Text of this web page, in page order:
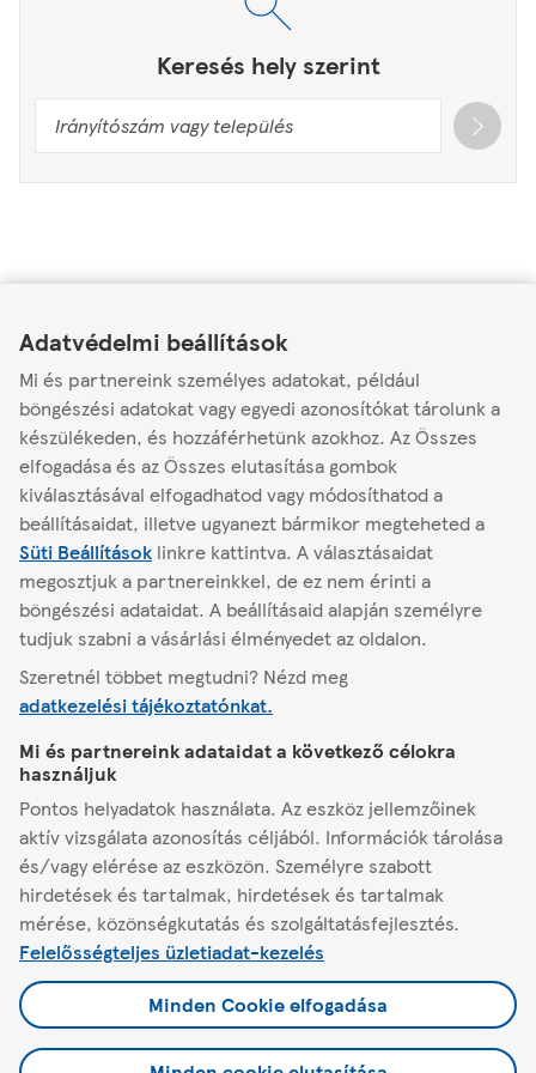
Adatvédelmi beállítások
Mi és partnereink személyes adatokat, például
böngészési adatokat vagy egyedi azonosítókat tárolunk a
készülékeden, és hozzáférhetünk azokhoz. Az Összes
elfogadása és az Összes elutasítása gombok
kiválasztásával elfogadhatod vagy módosíthatod a
beállításaidat, illetve ugyanezt bármikor megteheted a
Süti Beállítások linkre kattintva. A választásaidat
megosztjuk a partnereinkkel, de ez nem érinti a
böngészési adataidat. A beállításaid alapján személyre
tudjuk szabni a vásárlási élményedet az oldalon.
Szeretnél többet megtudni? Nézd meg
adatkezelési tájékoztatónkat.
Mi és partnereink adataidat a következő célokra
használjuk
Pontos helyadatok használata. Az eszköz jellemzőinek
aktív vizsgálata azonosítás céljából. Információk tárolása
és/vagy elérése az eszközön. Személyre szabott
hirdetések és tartalmak, hirdetések és tartalmak
mérése, közönségkutatás és szolgáltatásfejlesztés.
Felelősségteljes üzletiadat-kezelés
Minden Cookie elfogadása
Keresés hely szerint
Tesco Hipermarket
Tesco Hipermarket Dabas
(HRSZ 2256/15)
2370
Nyitva-Zárás: 21:00
Áruház adatai Áruház kínálata
Dabas
A Tescóról
Segítség
Minden, ami Tesco
Jogi tudnivalók és beállítások